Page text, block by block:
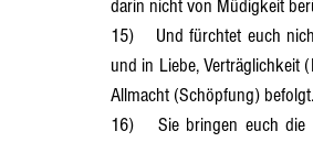
darin nicht von Müdigkeit
15)	Und fürchtet euch nicht vor den wahrlichen Propheten, denn sie bringen euch frohe Kunde, dass ihr des Guten
und in Liebe, Verträglichkeit
Allmacht (Schöpfung) befolgt.
16)	Sie bringen euch die reine Wahrheit, die so wahrhaftig (unverfälscht) ist wie das Licht der Sonne, das euch